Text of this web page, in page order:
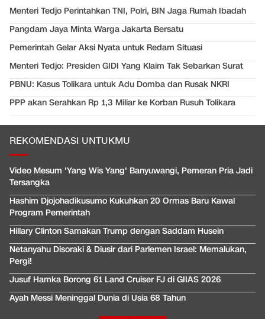
Menteri Tedjo Perintahkan TNI, Polri, BIN Jaga Rumah Ibadah
Pangdam Jaya Minta Warga Jakarta Bersatu
Pemerintah Gelar Aksi Nyata untuk Redam Situasi
Menteri Tedjo: Presiden GIDI Yang Klaim Tak Sebarkan Surat
PBNU: Kasus Tolikara untuk Adu Domba dan Rusak NKRI
PPP akan Serahkan Rp 1,3 Miliar ke Korban Rusuh Tolikara
REKOMENDASI UNTUKMU
Video Mesum 'Yang Wis Yang' Banyuwangi, Pemeran Pria Jadi
Tersangka
Hashim Djojohadikusumo Kukuhkan 20 Ormas Baru Kawal
Program Pemerintah
Hillary Clinton Samakan Trump dengan Saddam Husein
Netanyahu Disoraki & Diusir dari Parlemen Israel: Memalukan,
Pergi!
Jusuf Hamka Borong 61 Land Cruiser FJ di GIIAS 2026
Ayah Messi Meninggal Dunia di Usia 68 Tahun